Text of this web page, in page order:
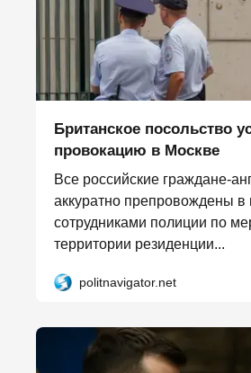
Британское посольство
провокацию в Москве
Все российские граждане-
аккуратно препровождены в
сотрудниками полиции по
территории резиденции...
politnavigator.net